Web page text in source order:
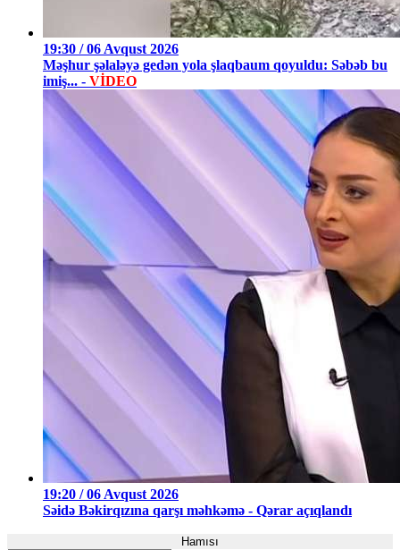
19:30 / 06 Avqust 2026
Məşhur şəlaləyə gedən yola şlaqbaum qoyuldu: Səbəb bu
imiş... - VİDEO
19:20 / 06 Avqust 2026
Səidə Bəkirqızına qarşı məhkəmə - Qərar açıqlandı
Hamısı